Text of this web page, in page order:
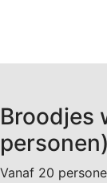
Broodjes
personen)
Vanaf 20